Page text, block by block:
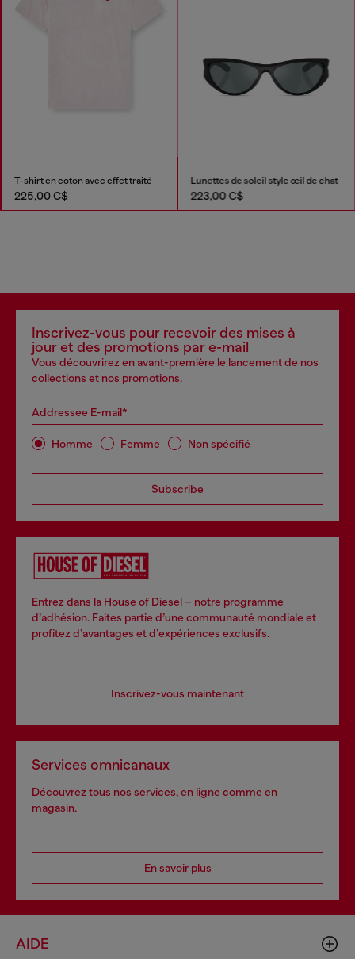
T-shirt en coton avec effet traité
225,00 C$
Lunettes de soleil style œil de chat
223,00 C$
Inscrivez-vous pour recevoir des mises à
jour et des promotions par e-mail
Vous découvrirez en avant-première le lancement de nos
collections et nos promotions.
Addressee E-mail*
Homme Femme Non spécifié
Subscribe
Entrez dans la House of Diesel – notre programme
d’adhésion. Faites partie d’une communauté mondiale et
profitez d’avantages et d’expériences exclusifs.
Inscrivez-vous maintenant
Services omnicanaux
Découvrez tous nos services, en ligne comme en
magasin.
En savoir plus
AIDE